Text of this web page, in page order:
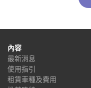
內容
最新消息
使用指引
租賃車種及費用